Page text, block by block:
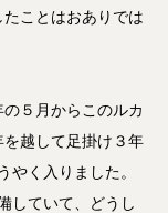
ことはおありでは
５月からこのルカ
越して足掛け３年
やく入りました。
していて、どうし